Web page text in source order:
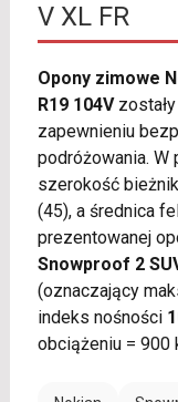
V XL FR
Opony zimowe
R19 104V
zapewnieniu
podróżowania.
szerokość
(45), a średnica
prezentowanej
Snowproof 2
(oznaczający
indeks nośności
obciążeniu = 900